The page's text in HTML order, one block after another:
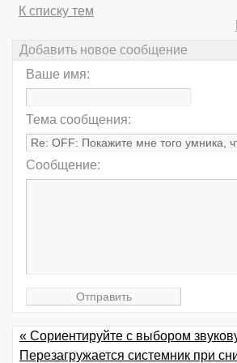
К списку тем
Добавить новое сообщение
Ваше имя:
Тема сообщения:
Сообщение:
« Сориентируйте с выбором
Перезагружается системник при